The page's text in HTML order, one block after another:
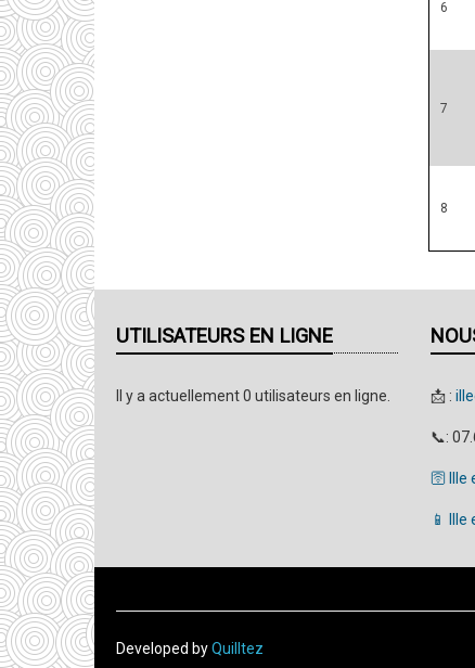
6
7
8
UTILISATEURS EN LIGNE
Il y a actuellement 0 utilisateurs en ligne. 📩 :
📞:
🛜 Ille
📱
Developed byQuilltez